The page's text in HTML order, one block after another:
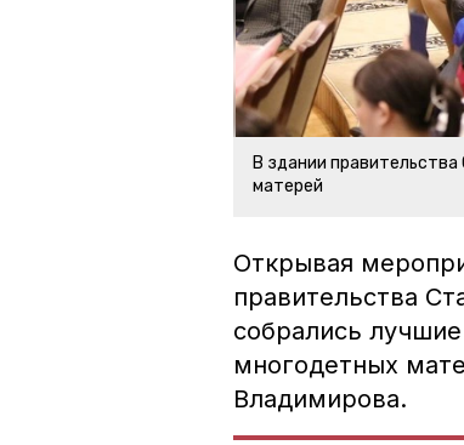
В здании
матерей
Открывая
правительства
собрались
многодетных
Владимирова.